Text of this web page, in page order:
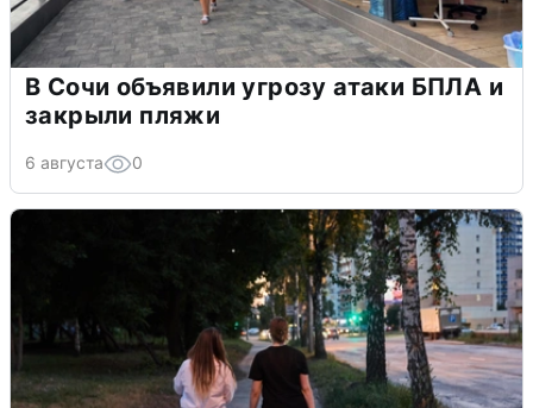
В Сочи объявили угрозу атаки БПЛА и
закрыли пляжи
6 августа 0